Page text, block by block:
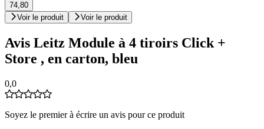
74,80
Voir le produit
Voir le produit
Avis Leitz Module à 4 tiroirs Click +
Store , en carton, bleu
0,0
Soyez le premier à écrire un avis pour ce produit